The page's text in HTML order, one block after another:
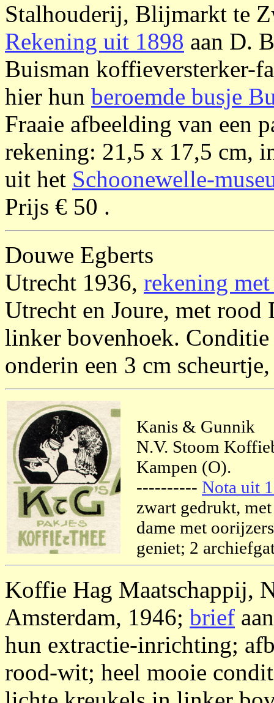
Stalhouderij, Blijmarkt te
Rekening uit 1898 aan D.
Buisman koffieversterker-
hier hun beroemde busje
Fraaie afbeelding van een
rekening: 21,5 x 17,5 cm,
uit het Schoonewelle-
Prijs € 50 .
Douwe Egberts
Utrecht 1936, rekening
Utrecht en Joure, met
linker bovenhoek.
onderin een 3 cm
Kanis & Gunnik
N.V. Stoom
Kampen (O).
---------- Nota uit
zwart gedrukt,
dame met
geniet; 2
Koffie Hag Maatschappij,
Amsterdam, 1946; brief
hun extractie-inrichting;
rood-wit; heel mooie